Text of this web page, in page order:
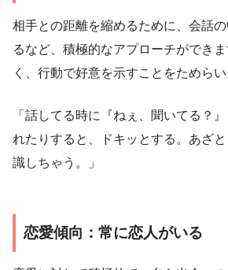
相手との距離を縮めるために、会話
るなど、積極的なアプローチができ
く、行動で好意を示すことをためらい
「話してる時に『ねぇ、聞いてる？
れたりすると、ドキッとする。あざ
識しちゃう。」
恋愛傾向：常に恋人がいる